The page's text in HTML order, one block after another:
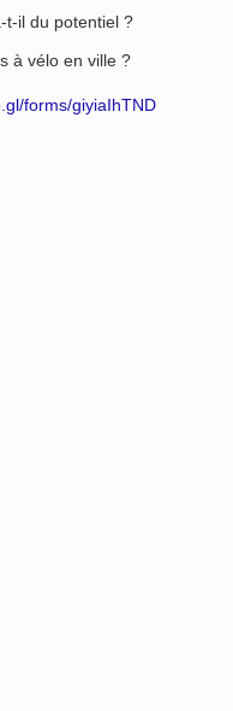
t-il du potentiel ?
à vélo en ville ?
forms/giyiaIhTND